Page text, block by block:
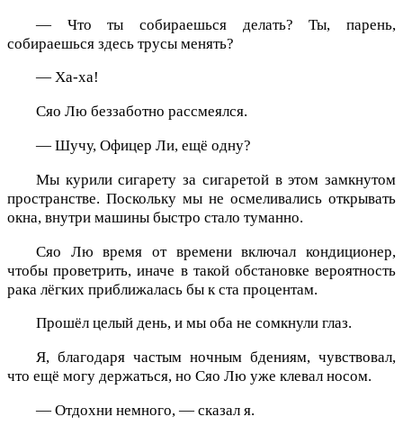
— Что ты собираешься делать? Ты, парень,
собираешься здесь трусы менять?
— Ха-ха!
Сяо Лю беззаботно рассмеялся.
— Шучу, Офицер Ли, ещё одну?
Мы курили сигарету за сигаретой в этом замкнутом
пространстве. Поскольку мы не осмеливались открывать
окна, внутри машины быстро стало туманно.
Сяо Лю время от времени включал кондиционер,
чтобы проветрить, иначе в такой обстановке вероятность
рака лёгких приближалась бы к ста процентам.
Прошёл целый день, и мы оба не сомкнули глаз.
Я, благодаря частым ночным бдениям, чувствовал,
что ещё могу держаться, но Сяо Лю уже клевал носом.
— Отдохни немного, — сказал я.